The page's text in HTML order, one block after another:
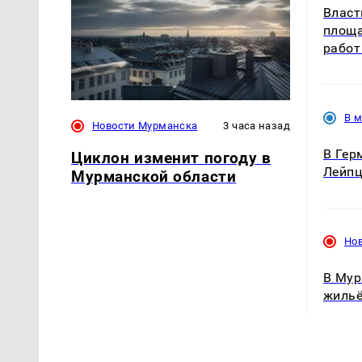
Новости Мурманска 3 часа назад
Циклон изменит погоду в
Мурманской области
В
В
В